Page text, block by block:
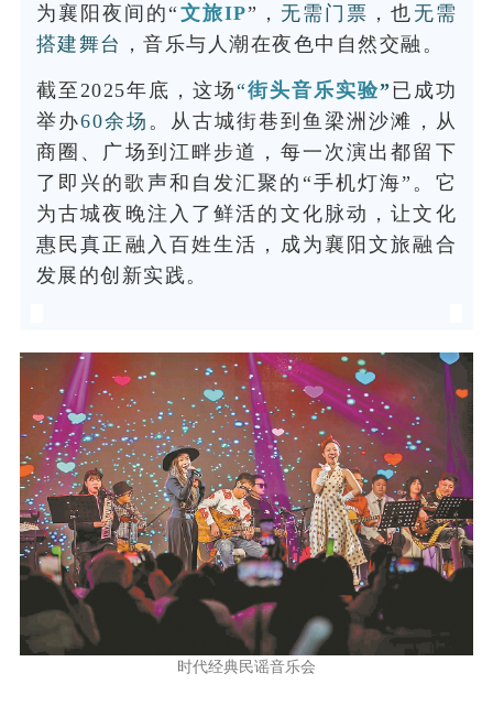
为襄阳夜间的“文旅IP”， 无需门票 ，也 无需
搭建舞台 ，音乐与人潮在夜色中自然交融。
截至2025年底，这场 “街头音乐实验”已成功
举办60余场 。从古城街巷到鱼梁洲沙滩，从
商圈、广场到江畔步道，每一次演出都留下
了即兴的歌声和自发汇聚的“手机灯海”。它
为古城夜晚注入了鲜活的文化脉动，让文化
惠民真正融入百姓生活，成为襄阳文旅融合
发展的创新实践。
时代经典民谣音乐会